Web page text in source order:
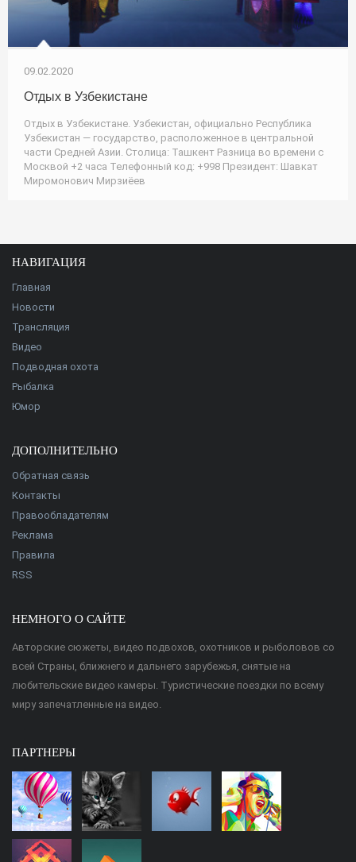
09.02.2020
Отдых в Узбекистане
Отдых в Узбекистане. Узбекистан, официально Республика
Узбекистан — государство, расположенное в центральной
части Средней Азии. Столица: Ташкент Разница во времени c
Москвой +2 часа Телефонный код: +998 Президент: Шавкат
Миромонович Мирзиёев
НАВИГАЦИЯ
Главная
Новости
Трансляция
Видео
Подводная охота
Рыбалка
Юмор
ДОПОЛНИТЕЛЬНО
Обратная связь
Контакты
Правообладателям
Реклама
Правила
RSS
НЕМНОГО О САЙТЕ
Авторские сюжеты, видео подвохов, охотников и рыболовов со
всей Страны, ближнего и дальнего зарубежья, снятые на
любительские видео камеры. Туристические поездки по всему
миру запечатленные на видео.
ПАРТНЕРЫ